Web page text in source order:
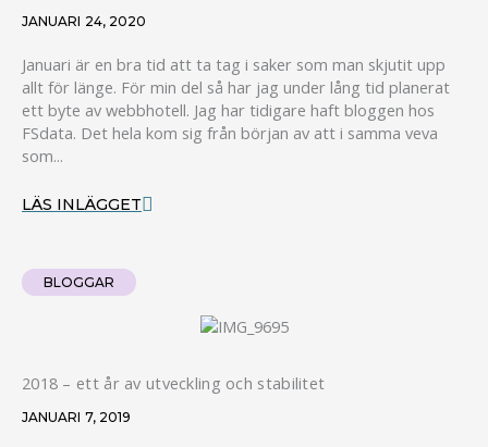
JANUARI 24, 2020
Januari är en bra tid att ta tag i saker som man skjutit upp
allt för länge. För min del så har jag under lång tid planerat
ett byte av webbhotell. Jag har tidigare haft bloggen hos
FSdata. Det hela kom sig från början av att i samma veva
som...
LÄS INLÄGGET
BLOGGAR
2018 – ett år av utveckling och stabilitet
JANUARI 7, 2019